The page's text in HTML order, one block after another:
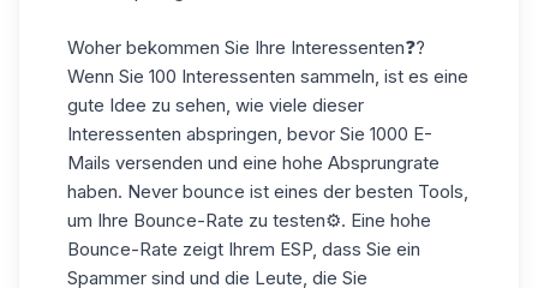
Woher bekommen Sie Ihre Interessenten❓?
Wenn Sie 100 Interessenten sammeln, ist es eine
gute Idee zu sehen, wie viele dieser
Interessenten abspringen, bevor Sie 1000 E-
Mails versenden und eine hohe Absprungrate
haben. Never bounce ist eines der besten Tools,
um Ihre Bounce-Rate zu testen⚙️. Eine hohe
Bounce-Rate zeigt Ihrem ESP, dass Sie ein
Spammer sind und die Leute, die Sie